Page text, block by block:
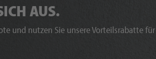
AUS.
und nutzen Sie unsere Vorteilsrabatte für